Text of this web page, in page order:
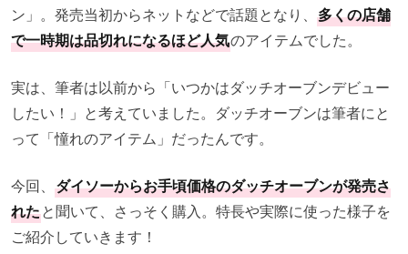
ン」。 発売当初からネットなどで話題となり、 多くの店舗
で一時期は品切れになるほど人気のアイテムでした。
実は、筆者は以前から「いつかはダッチオーブンデビュー
したい！」と考えていました。ダッチオーブンは筆者にと
って「憧れのアイテム」だったんです。
今回、 ダイソーからお手頃価格のダッチオーブンが発売さ
れたと聞いて、さっそく購入。 特長や実際に使った様子を
ご紹介していきます！